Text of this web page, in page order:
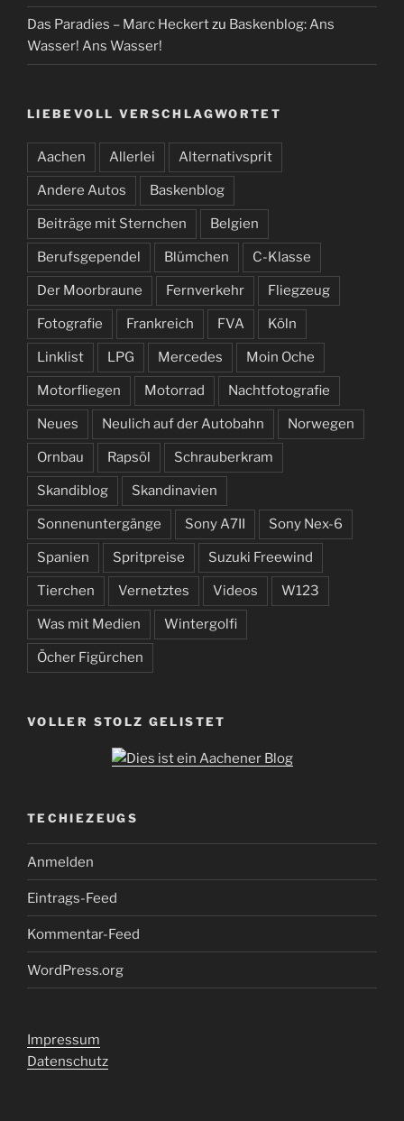
Das Paradies – Marc Heckertzu Baskenblog: Ans
Wasser! Ans Wasser!
LIEBEVOLL VERSCHLAGWORTET
Aachen Allerlei Alternativsprit
Andere Autos Baskenblog
Beiträge mit Sternchen Belgien
Berufsgependel Blümchen C-Klasse
Der Moorbraune Fernverkehr Fliegzeug
Fotografie Frankreich FVA Köln
Linklist LPG Mercedes Moin Oche
Motorfliegen Motorrad Nachtfotografie
Neues Neulich auf der Autobahn Norwegen
Ornbau Rapsöl Schrauberkram
Skandiblog Skandinavien
Sonnenuntergänge Sony A7II Sony Nex-6
Spanien Spritpreise Suzuki Freewind
Tierchen Vernetztes Videos W123
Was mit Medien Wintergolfi
Öcher Figürchen
VOLLER STOLZ GELISTET
TECHIEZEUGS
Anmelden
Eintrags-Feed
Kommentar-Feed
WordPress.org
Impressum
Datenschutz